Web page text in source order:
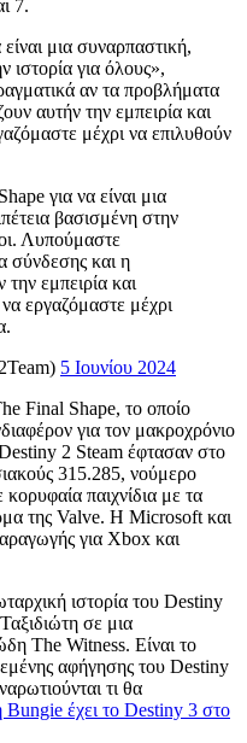
7.
μια συναρπαστική,
ιστορία για όλους»,
αν τα προβλήματα
αυτήν την εμπειρία και
μέχρι να επιλυθούν
για να είναι μια
βασισμένη στην
Λυπούμαστε
σύνδεσης και η
εμπειρία και
εργαζόμαστε μέχρι
5 Ιουνίου 2024
Final Shape, το οποίο
για τον μακροχρόνιο
2 Steam έφτασαν στο
315.285, νούμερο
παιχνίδια με τα
της Valve. Η Microsoft και
για Xbox και
ιστορία του Destiny
σε μια
The Witness. Είναι το
αφήγησης του Destiny
τι θα
Bungie έχει το Destiny 3 στο